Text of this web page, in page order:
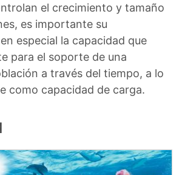
el crecimiento y tamaño
es importante su
especial la capacidad que
para el soporte de una
a través del tiempo, a lo
como capacidad de carga.